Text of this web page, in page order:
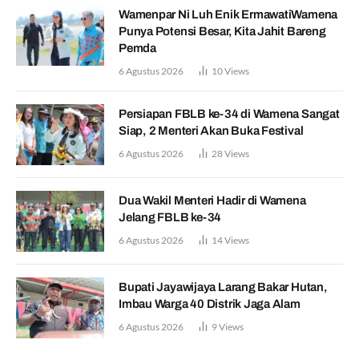
Wamenpar Ni Luh Enik ErmawatiWamena
Punya Potensi Besar, Kita Jahit Bareng
Pemda
6 Agustus 2026 10Views
Persiapan FBLB ke-34 di Wamena Sangat
Siap, 2 Menteri Akan Buka Festival
6 Agustus 2026 28Views
Dua Wakil Menteri Hadir di Wamena
Jelang FBLB ke-34
6 Agustus 2026 14Views
Bupati Jayawijaya Larang Bakar Hutan,
Imbau Warga 40 Distrik Jaga Alam
6 Agustus 2026 9Views